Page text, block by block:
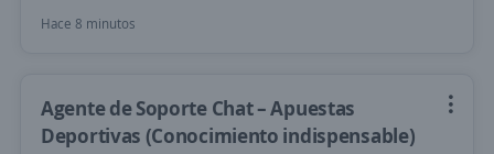
Hace 8 minutos
Agente de Soporte Chat – Apuestas
Deportivas (Conocimiento indispensable)